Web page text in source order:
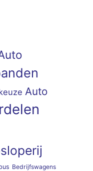
Auto
Bedrijfswagens